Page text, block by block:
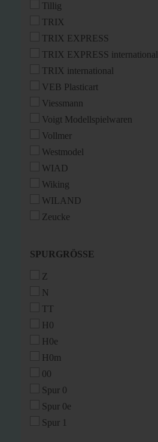
Tillig
TRIX
TRIX EXPRESS
TRIX EXPRESS international
TRIX international
VEB Plasticart
Viessmann
Voigt Modellspielwaren
Vollmer
Westmodel
WIAD
Wiking
WILAND
Zeucke
SPURGRÖSSE
SPURGRÖSSE
Z
N
TT
H0
H0e
H0m
00
Spur 0
Spur 0e
Spur 1